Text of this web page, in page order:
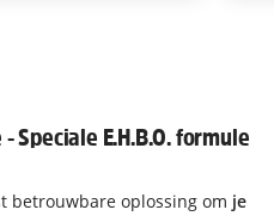
Speciale E.H.B.O. formule
betrouwbare oplossing om je